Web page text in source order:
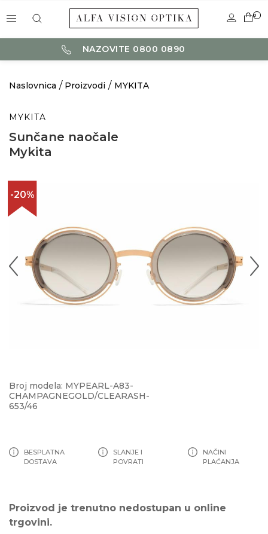
0
NAZOVITE 0800 0890
Naslovnica Proizvodi MYKITA
MYKITA
Sunčane naočale
Mykita
-20%
Broj modela: MYPEARL-A83-
CHAMPAGNEGOLD/CLEARASH-
653/46
BESPLATNA
DOSTAVA
SLANJE I
POVRATI
NAČINI
PLAĆANJA
Proizvod je trenutno nedostupan u online
trgovini.